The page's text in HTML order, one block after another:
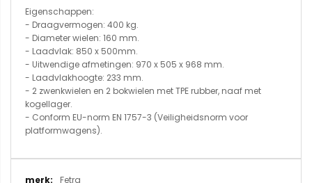
Eigenschappen:
- Draagvermogen: 400 kg.
- Diameter wielen: 160 mm.
- Laadvlak: 850 x 500mm.
- Uitwendige afmetingen: 970 x 505 x 968 mm.
- Laadvlakhoogte: 233 mm.
- 2 zwenkwielen en 2 bokwielen met TPE rubber, naaf met
kogellager.
- Conform EU-norm EN 1757-3 (Veiligheidsnorm voor
platformwagens).
Meer Fetra